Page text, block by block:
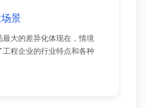
景
大的差异化体现在，情境
程企业的行业特点和各种